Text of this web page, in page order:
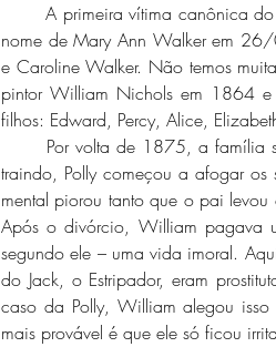
	A primeira vítima canônica do assassino foi Mary Ann Nichols, apelidada de "Polly". Ela nasceu com o
nome de Mary Ann Walker em
e Caroline Walker. Não temos
pintor William Nichols em 1864
filhos: Edward, Percy, Alice,
traindo, Polly começou a afogar
mental piorou tanto que o pai
Após o divórcio, William pagava
segundo ele – uma vida imoral.
do Jack, o Estripador, eram
caso da Polly, William alegou
mais provável é que ele só ficou